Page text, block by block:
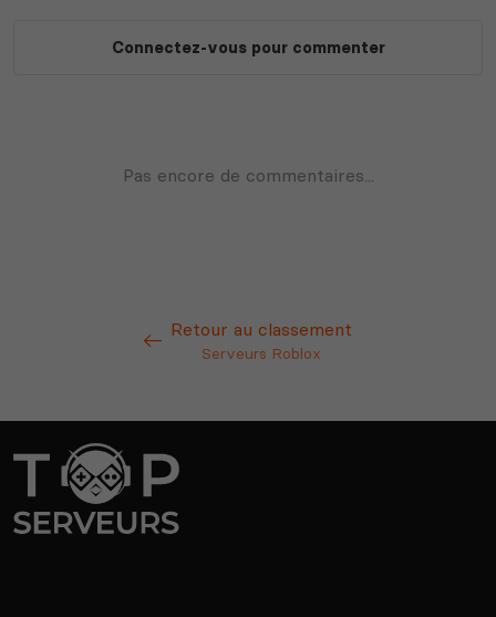
Retour au classement
Serveurs Roblox